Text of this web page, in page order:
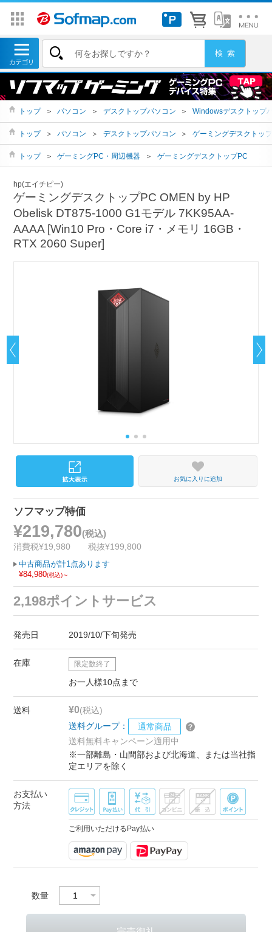
トップ ＞ パソコン ＞ デスクトップパソコン ＞ Windowsデスクトップ
トップ ＞ パソコン ＞ デスクトップパソコン ＞ ゲーミングデスクトッ
トップ ＞ ゲーミングPC・周辺機器 ＞ ゲーミングデスクトップPC
hp(エイチピー)
ゲーミングデスクトップPC OMEN by HP
Obelisk DT875-1000 G1モデル 7KK95AA-
AAAA [Win10 Pro・Core i7・メモリ 16GB・
RTX 2060 Super]
お気に入りに追加
ソフマップ特価
¥219,780(税込)
消費税¥19,980 税抜¥199,800
中古商品が計1点あります
¥84,980(税込)～
2,198ポイントサービス
発売日 2019/10/下旬発売
在庫 限定数終了
お一人様10点まで
送料 ¥0(税込)
送料グループ：
通常商品
送料無料キャンペーン適用中
※一部離島・山間部および北海道、または当社指
定エリアを除く
お支払い
方法
ご利用いただけるPay払い
数量